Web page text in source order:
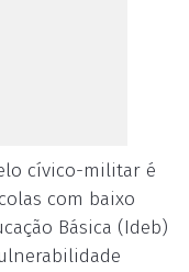
cívico-militar é
com baixo
Básica (Ideb)